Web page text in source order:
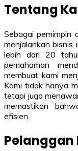
Tentang
Sebagai pemimpin
menjalankan bisnis
lebih dari 20
pemahaman
membuat kami
Kami tidak hanya
tetapi juga
memastikan
efisien.
Pelanggan